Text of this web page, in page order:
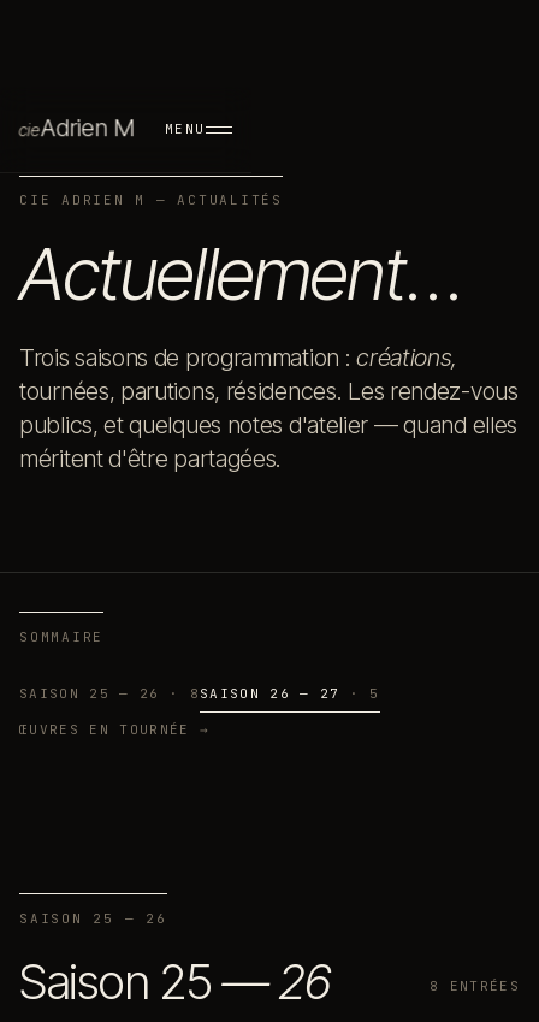
cieAdrien M MENU
CIE ADRIEN M — ACTUALITÉS
Actuellement…
Trois saisons de programmation :créations,
tournées, parutions, résidences. Les rendez-vous
publics, et quelques notes d'atelier — quand elles
méritent d'être partagées.
SOMMAIRE
SA I S O N 2 5 — 2 6 · 8 SA I S O N 2 6 — 2 7 · 5
Œ U V R E S E N T O U R N É E →
SAISON 25 — 26
Saison 25—26 8 ENTRÉES